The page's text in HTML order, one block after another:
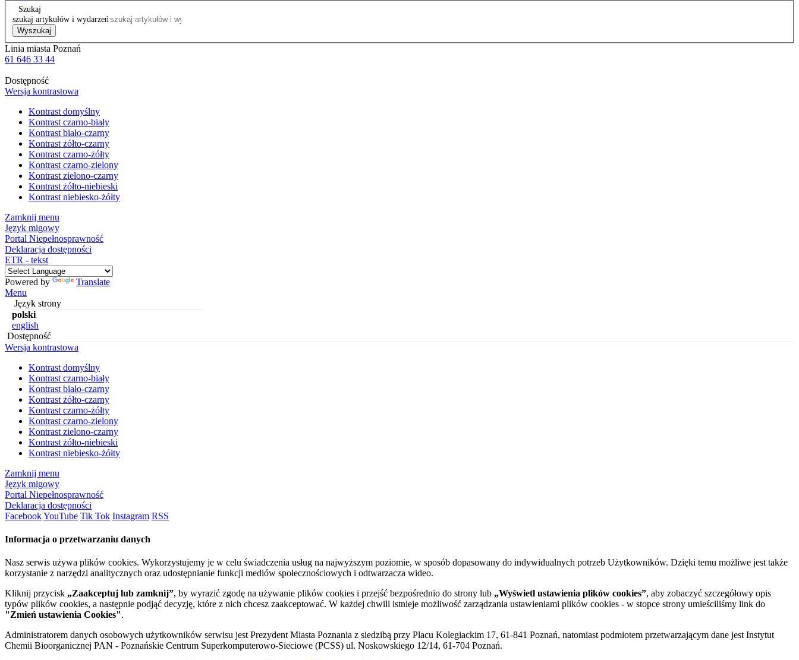
Szukaj
szukaj artykułów i wydarzeń
Wyszukaj
Linia miasta Poznań
61 646 33 44
Dostępność
Wersja kontrastowa
Kontrast domyślny
Kontrast czarno-biały
Kontrast biało-czarny
Kontrast żółto-czarny
Kontrast czarno-żółty
Kontrast czarno-zielony
Kontrast zielono-czarny
Kontrast żółto-niebieski
Kontrast niebiesko-żółty
Zamknij menu
Język migowy
Portal Niepełnosprawność
Deklaracja dostępności
ETR - tekst
Powered by
Translate
Menu
Język strony
polski
english
Dostępność
Wersja kontrastowa
Kontrast domyślny
Kontrast czarno-biały
Kontrast biało-czarny
Kontrast żółto-czarny
Kontrast czarno-żółty
Kontrast czarno-zielony
Kontrast zielono-czarny
Kontrast żółto-niebieski
Kontrast niebiesko-żółty
Zamknij menu
Język migowy
Portal Niepełnosprawność
Deklaracja dostępności
FacebookYouTube Tik Tok Instagram RSS
Informacja o przetwarzaniu danych
Nasz serwis używa plików cookies. Wykorzystujemy je w celu świadczenia usług na najwyższym poziomie, w sposób dopasowany do indywidualnych potrzeb Użytkowników. Dzięki temu możliwe jest także
korzystanie z narzędzi analitycznych oraz udostępnianie funkcji mediów społecznościowych i odtwarzacza wideo.
Kliknij przycisk „Zaakceptuj lub zamknij”, by wyrazić zgodę na używanie plików cookies i przejść bezpośrednio do strony lub „Wyświetl ustawienia plików cookies”, aby zobaczyć szczegółowy opis
typów plików cookies, a następnie podjąć decyzję, które z nich chcesz zaakceptować. W każdej chwili istnieje możliwość zarządzania ustawieniami plików cookies - w stopce strony umieściliśmy link do
"Zmień ustawienia Cookies".
Administratorem danych osobowych użytkowników serwisu jest Prezydent Miasta Poznania z siedzibą przy Placu Kolegiackim 17, 61-841 Poznań, natomiast podmiotem przetwarzającym dane jest Instytut
Chemii Bioorganicznej PAN - Poznańskie Centrum Superkomputerowo-Sieciowe (PCSS) ul. Noskowskiego 12/14, 61-704 Poznań.